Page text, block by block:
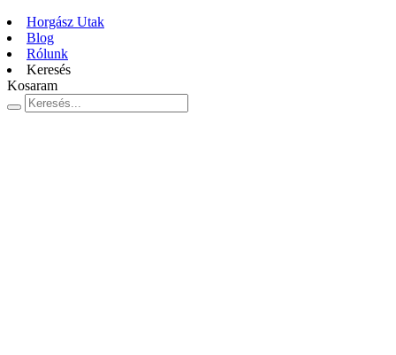
Horgász Utak
Blog
Rólunk
Keresés
Kosaram